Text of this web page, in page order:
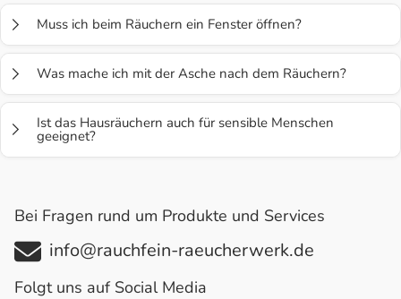
Atmosphäre schwer wirkt.
Ja, das Ausräuchern ist unabhängig vom
Eigentumsverhältnis. Es zählt allein die energetische
Verbindung zum Raum.
Muss ich beim Räuchern ein Fenster öffnen?
Ja – nach dem Räuchern ist das Lüften wichtig, damit alte
Energien entweichen und frische Energie einziehen kann.
Was mache ich mit der Asche nach dem Räuchern?
Die Asche kannst Du bewusst entsorgen oder der Erde
zurückgeben – z. B. im Garten oder in einem Blumentopf.
Ist das Hausräuchern auch für sensible Menschen
geeignet?
sich sanftes Räuchern mit Stövchen.
Bei Fragen rund um Produkte und Services
info@rauchfein-raeucherwerk.de
Folgt uns auf Social Media